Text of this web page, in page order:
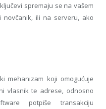
spremaju se na vašem
novčanik, ili na serveru, ako
mehanizam koji omogućuje
vlasnik te adrese, odnosno
potpiše transakciju